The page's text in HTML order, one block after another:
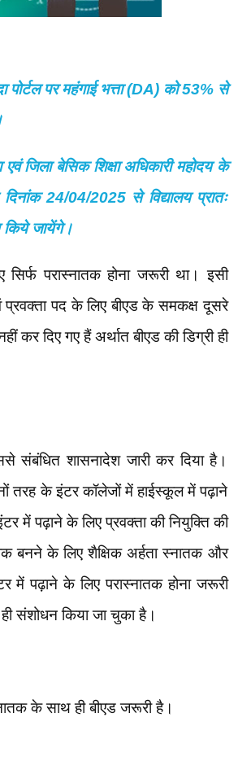
पोर्टल पर महंगाई भत्ता (DA) को 53% से
एवं जिला बेसिक शिक्षा अधिकारी महोदय के
दिनांक 24/04/2025 से विद्यालय प्रातः
जायेंगे।
परास्नातक होना जरूरी था। इसी
पद के लिए बीएड के समकक्ष दूसरे
कर दिए गए हैं अर्थात बीएड की डिग्री ही
संबंधित शासनादेश जारी कर दिया है।
तरह के इंटर कॉलेजों में हाईस्कूल में पढ़ाने
में पढ़ाने के लिए प्रवक्ता की नियुक्ति की
बनने के लिए शैक्षिक अर्हता स्नातक और
में पढ़ाने के लिए परास्नातक होना जरूरी
संशोधन किया जा चुका है।
के साथ ही बीएड जरूरी है।